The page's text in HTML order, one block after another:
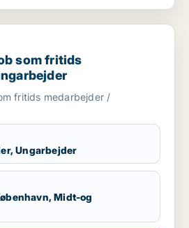
fritids medarbejder / ungarbejder
som fritids
fritids medarbejder /
Ungarbejder
Midt-og